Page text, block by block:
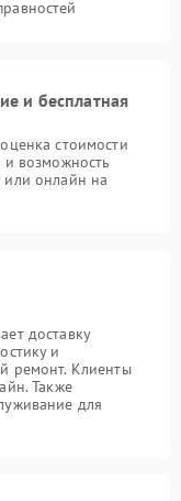
и бесплатная
стоимости
и возможность
или онлайн на
доставку
и
ремонт. Клиенты
Также
для